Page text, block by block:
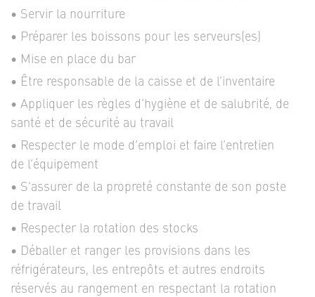
Servir la nourriture
Préparer les boissons pour les serveurs(es)
Mise en place du bar
Être responsable de la caisse et de l’inventaire
Appliquer les règles d’hygiène et de salubrité, de
santé et de sécurité au travail
Respecter le mode d’emploi et faire l’entretien
de l’équipement
S'assurer de la propreté constante de son poste
de travail
Respecter la rotation des stocks
Déballer et ranger les provisions dans les
réfrigérateurs, les entrepôts et autres endroits
réservés au rangement en respectant la rotation